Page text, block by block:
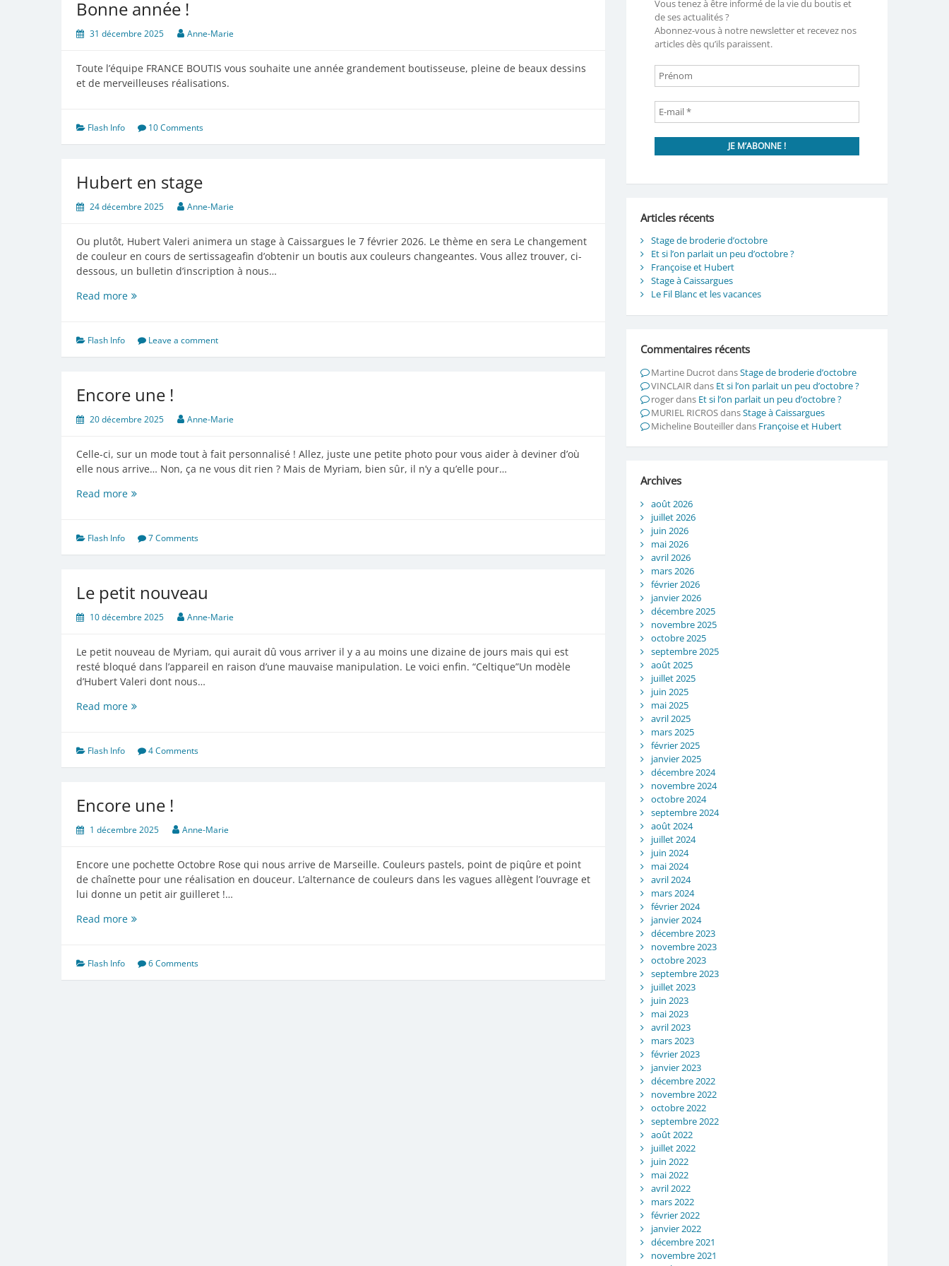
Bonne année !
31 décembre 2025 Anne-Marie
Toute l’équipe FRANCE BOUTIS vous souhaite une année grandement boutisseuse, pleine de beaux dessins
et de merveilleuses réalisations.
Flash Info 10 Comments
Hubert en stage
24 décembre 2025 Anne-Marie
Ou plutôt, Hubert Valeri animera un stage à Caissargues le 7 février 2026. Le thème en sera Le changement
de couleur en cours de sertissageafin d’obtenir un boutis aux couleurs changeantes. Vous allez trouver, ci-
dessous, un bulletin d’inscription à nous…
Read moreHubert
Flash Info Leave a comment
Encore une !
20 décembre 2025 Anne-Marie
Celle-ci, sur un mode tout à fait personnalisé ! Allez, juste une petite photo pour vous aider à deviner d’où
elle nous arrive… Non, ça ne vous dit rien ? Mais de Myriam, bien sûr, il n’y a qu’elle pour…
Read moreEncore
Flash Info 7 Comments
Le petit nouveau
10 décembre 2025 Anne-Marie
Le petit nouveau de Myriam, qui aurait dû vous arriver il y a au moins une dizaine de jours mais qui est
resté bloqué dans l’appareil en raison d’une mauvaise manipulation. Le voici enfin. “Celtique”Un modèle
d’Hubert Valeri dont nous…
Read moreLe
Flash Info 4 Comments
Encore une !
1 décembre 2025 Anne-Marie
Encore une pochette Octobre Rose qui nous arrive de Marseille. Couleurs pastels, point de piqûre et point
de chaînette pour une réalisation en douceur. L’alternance de couleurs dans les vagues allègent l’ouvrage et
lui donne un petit air guilleret !…
Read moreEncore
Flash Info 6 Comments
Vous tenez à être informé de la vie du boutis et
de ses actualités ?
Abonnez-vous à notre newsletter et recevez nos
articles dès qu’ils paraissent.
Articles récents
Stage de broderie d’octobre
Et si l’on parlait un peu d’octobre ?
Françoise et Hubert
Stage à Caissargues
Le Fil Blanc et les vacances
Commentaires récents
Martine DucrotdansStage de broderie d’octobre
VINCLAIR dans Et si l’on parlait un peu d’octobre ?
rogerdans Et si l’on parlait un peu d’octobre ?
MURIEL RICROSdansStage à Caissargues
Micheline Bouteillerdans Françoise et Hubert
Archives
août 2026
juillet 2026
juin 2026
mai 2026
avril 2026
mars 2026
février 2026
janvier 2026
décembre 2025
novembre 2025
octobre 2025
septembre 2025
août 2025
juillet 2025
juin 2025
mai 2025
avril 2025
mars 2025
février 2025
janvier 2025
décembre 2024
novembre 2024
octobre 2024
septembre 2024
août 2024
juillet 2024
juin 2024
mai 2024
avril 2024
mars 2024
février 2024
janvier 2024
décembre 2023
novembre 2023
octobre 2023
septembre 2023
juillet 2023
juin 2023
mai 2023
avril 2023
mars 2023
février 2023
janvier 2023
décembre 2022
novembre 2022
octobre 2022
septembre 2022
août 2022
juillet 2022
juin 2022
mai 2022
avril 2022
mars 2022
février 2022
janvier 2022
décembre 2021
novembre 2021